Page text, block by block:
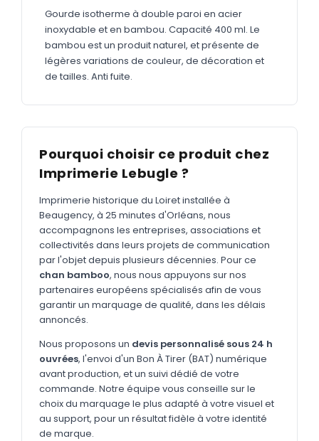
Étiquettes adhésives
Étiquettes adhésives en bobine
Adhésifs vitrine
GOODIES
Catalogue complet Nouveau
Bureau & écriture
Sacs & voyages
Verres & déjeuner
Technologie
Vêtements
Outils & porte-clés
Cuisine
Gourde isotherme à double paroi en acier
inoxydable et en bambou. Capacité 400 ml. Le
bambou est un produit naturel, et présente de
légères variations de couleur, de décoration et
de tailles. Anti fuite.
Pourquoi choisir ce produit chez
Imprimerie Lebugle ?
Imprimerie historique du Loiret installée à
Beaugency, à 25 minutes d'Orléans, nous
accompagnons les entreprises, associations et
collectivités dans leurs projets de communication
par l'objet depuis plusieurs décennies. Pour ce
chan bamboo, nous nous appuyons sur nos
partenaires européens spécialisés afin de vous
garantir un marquage de qualité, dans les délais
annoncés.
Nous proposons un devis personnalisé sous 24 h
ouvrées, l'envoi d'un Bon À Tirer (BAT) numérique
avant production, et un suivi dédié de votre
commande. Notre équipe vous conseille sur le
choix du marquage le plus adapté à votre visuel et
au support, pour un résultat fidèle à votre identité
de marque.